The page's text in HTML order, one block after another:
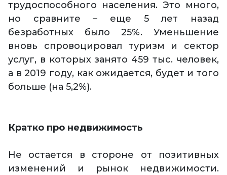
трудоспособного населения. Это много,
но сравните – еще 5 лет назад
безработных было 25%. Уменьшение
вновь спровоцировал туризм и сектор
услуг, в которых занято 459 тыс. человек,
а в 2019 году, как ожидается, будет и того
больше (на 5,2%).
Кратко про недвижимость
Не остается в стороне от позитивных
изменений и рынок недвижимости.